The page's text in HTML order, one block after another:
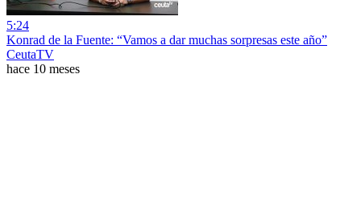
5:24
Konrad de la Fuente: “Vamos a dar muchas sorpresas este año”
CeutaTV
hace 10 meses